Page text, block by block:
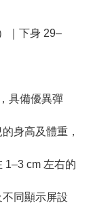
｜下身 29–
具備優異彈
身高及體重，
1–3 cm 左右的
同顯示屏設